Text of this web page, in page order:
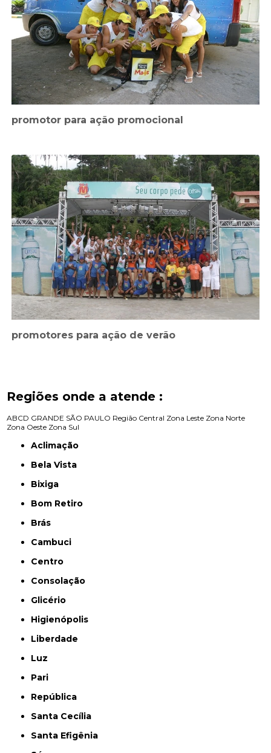
promotor para ação promocional
promotores para ação de verão
Regiões onde a atende :
ABCD GRANDE SÃO PAULO Região Central Zona Leste Zona Norte
Zona Oeste Zona Sul
Aclimação
Bela Vista
Bixiga
Bom Retiro
Brás
Cambuci
Centro
Consolação
Glicério
Higienópolis
Liberdade
Luz
Pari
República
Santa Cecília
Santa Efigênia